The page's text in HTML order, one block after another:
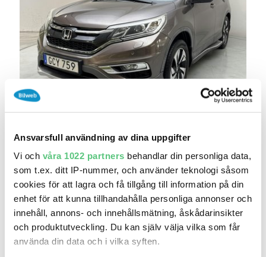
Ansvarsfull användning av dina uppgifter
Vi och våra 1022 partners behandlar din personliga data,
som t.ex. ditt IP-nummer, och använder teknologi såsom
cookies för att lagra och få tillgång till information på din
enhet för att kunna tillhandahålla personliga annonser och
innehåll, annons- och innehållsmätning, åskådarinsikter
och produktutveckling. Du kan själv välja vilka som får
använda din data och i vilka syften.
igår 19:10
Honda CR-V 1.6 i-DTEC 4WD
Kvdbil Kungälv (Ellesbo)
Mil: 16 140 År: 2015 Drivmedel:
Gratis historik (15)
Räkna på försäkring
Jämför Se bil